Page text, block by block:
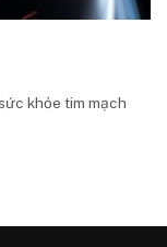
khỏe tim mạch